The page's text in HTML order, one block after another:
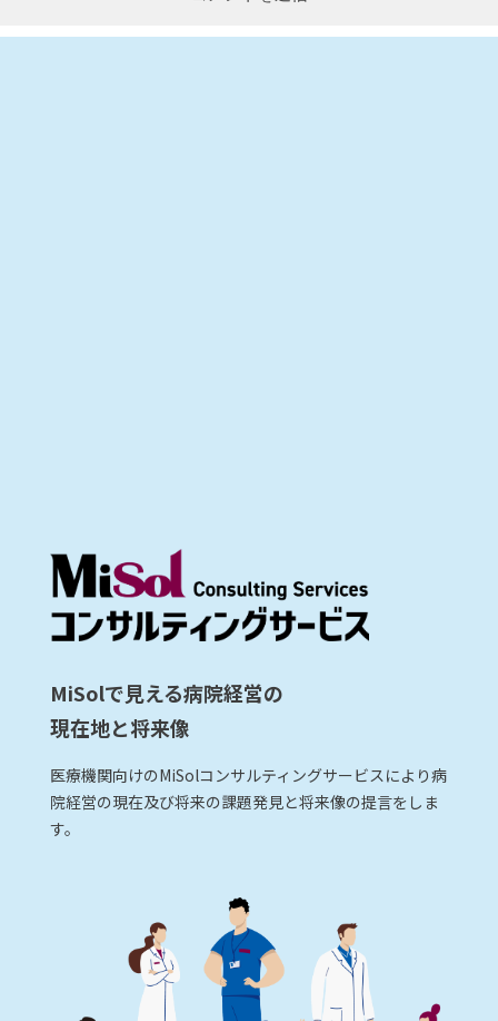
MiSolで見える病院経営の
現在地と将来像
医療機関向けのMiSolコンサルティングサービスにより病
院経営の現在及び将来の課題発見と将来像の提言をしま
す。